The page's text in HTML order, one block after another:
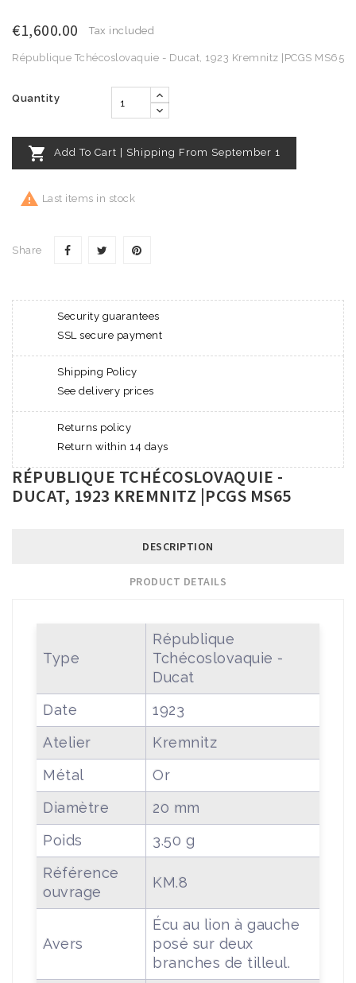
€1,600.00 Tax included
République Tchécoslovaquie - Ducat, 1923 Kremnitz |PCGS MS65
Quantity
 Add To Cart | Shipping From September 1
 Last items in stock
Share
Security guarantees
SSL secure payment
Shipping Policy
See delivery prices
Returns policy
Return within 14 days
RÉPUBLIQUE TCHÉCOSLOVAQUIE -
DUCAT, 1923 KREMNITZ |PCGS MS65
DESCRIPTION
PRODUCT DETAILS
Type
République
Tchécoslovaquie -
Ducat
Date
1923
Atelier
Kremnitz
Métal
Or
Diamètre
20 mm
Poids
3.50 g
Référence
ouvrage
KM.8
Avers
Écu au lion à gauche
posé sur deux
branches de tilleul.